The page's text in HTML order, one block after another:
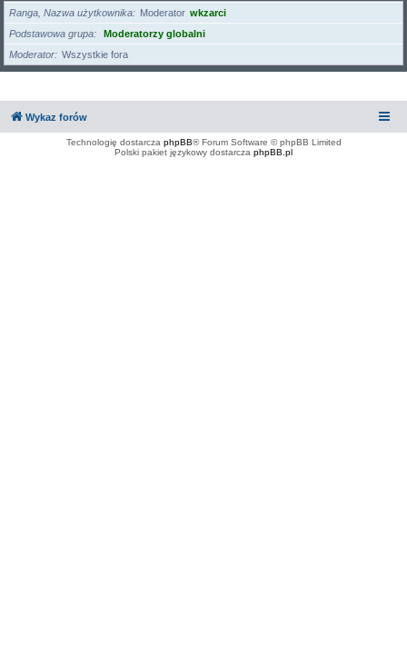
Ranga, Nazwa użytkownika Moderator wkzarci
Podstawowa grupa
Moderatorzy globalni
Moderator
Wszystkie fora
Wykaz forów
Technologię dostarcza phpBB® Forum Software © phpBB Limited
Polski pakiet językowy dostarcza phpBB.pl